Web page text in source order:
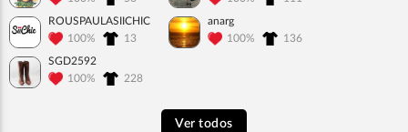
ROUSPAULASIICHIC
100%
13
anarg
100%
136
SGD2592
100%
228
Ver todos